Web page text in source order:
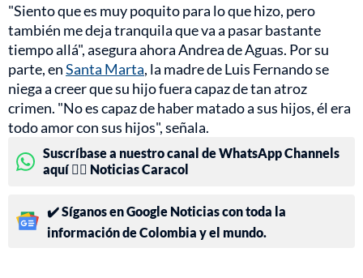
"Siento que es muy poquito para lo que hizo, pero
también me deja tranquila que va a pasar bastante
tiempo allá", asegura ahora Andrea de Aguas. Por su
parte, enSanta Marta, la madre de Luis Fernando se
niega a creer que su hijo fuera capaz de tan atroz
crimen. "No es capaz de haber matado a sus hijos, él era
todo amor con sus hijos", señala.
Suscríbase a nuestro canal de WhatsApp Channels
aquí 👉🏻 Noticias Caracol
✔️ Síganos en Google Noticias con toda la
información de Colombia y el mundo.